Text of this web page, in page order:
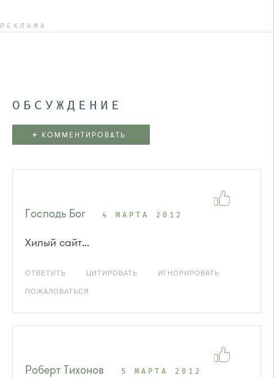
РЕКЛАМА
ОБСУЖДЕНИЕ
+ КОММЕНТИРОВАТЬ
Господь Бог 4 МАРТА 2012
Хилый сайт...
ОТВЕТИТЬ ЦИТИРОВАТЬ ИГНОРИРОВАТЬ
ПОЖАЛОВАТЬСЯ
Роберт Тихонов 5 МАРТА 2012